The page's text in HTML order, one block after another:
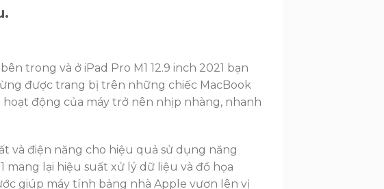
trong và ở iPad Pro M1 12.9 inch 2021 bạn
được trang bị trên những chiếc MacBook
động của máy trở nên nhịp nhàng, nhanh
và điện năng cho hiệu quả sử dụng năng
mang lại hiệu suất xử lý dữ liệu và đồ họa
giúp máy tính bảng nhà Apple vươn lên vị